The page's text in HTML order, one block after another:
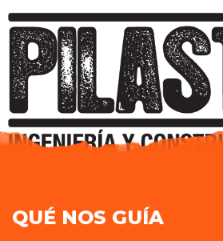
QUÉ NOS GUÍA